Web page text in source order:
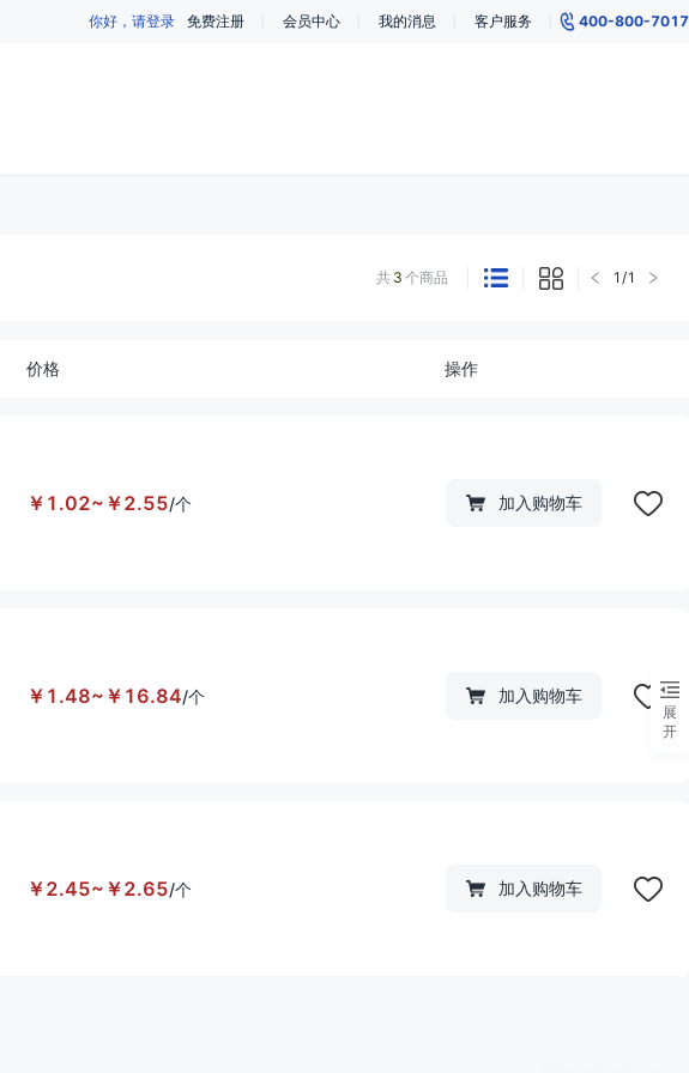
你好，请登录 免费注册 会员中心 我的消息 客户服务 400-800-7017
共 3 个商品 1 /1
价格 操作
￥ 1.02~ ￥2.55/个 加入购物车
￥ 1.48~ ￥ 16.84/个 加入购物车
￥2.45~ ￥2.65/个 加入购物车
展
开